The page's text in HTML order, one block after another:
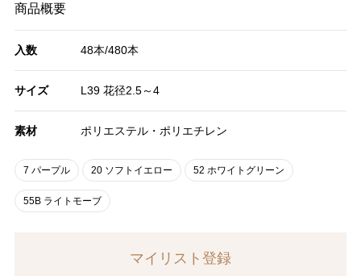
商品概要
入数 48本/480本
サイズ L39 花径2.5～4
素材 ポリエステル・ポリエチレン
7 パープル 20 ソフトイエロー 52 ホワイトグリーン
55B ライトモーブ
マイリスト登録